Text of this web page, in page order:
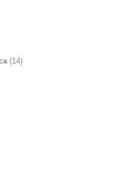
(14)